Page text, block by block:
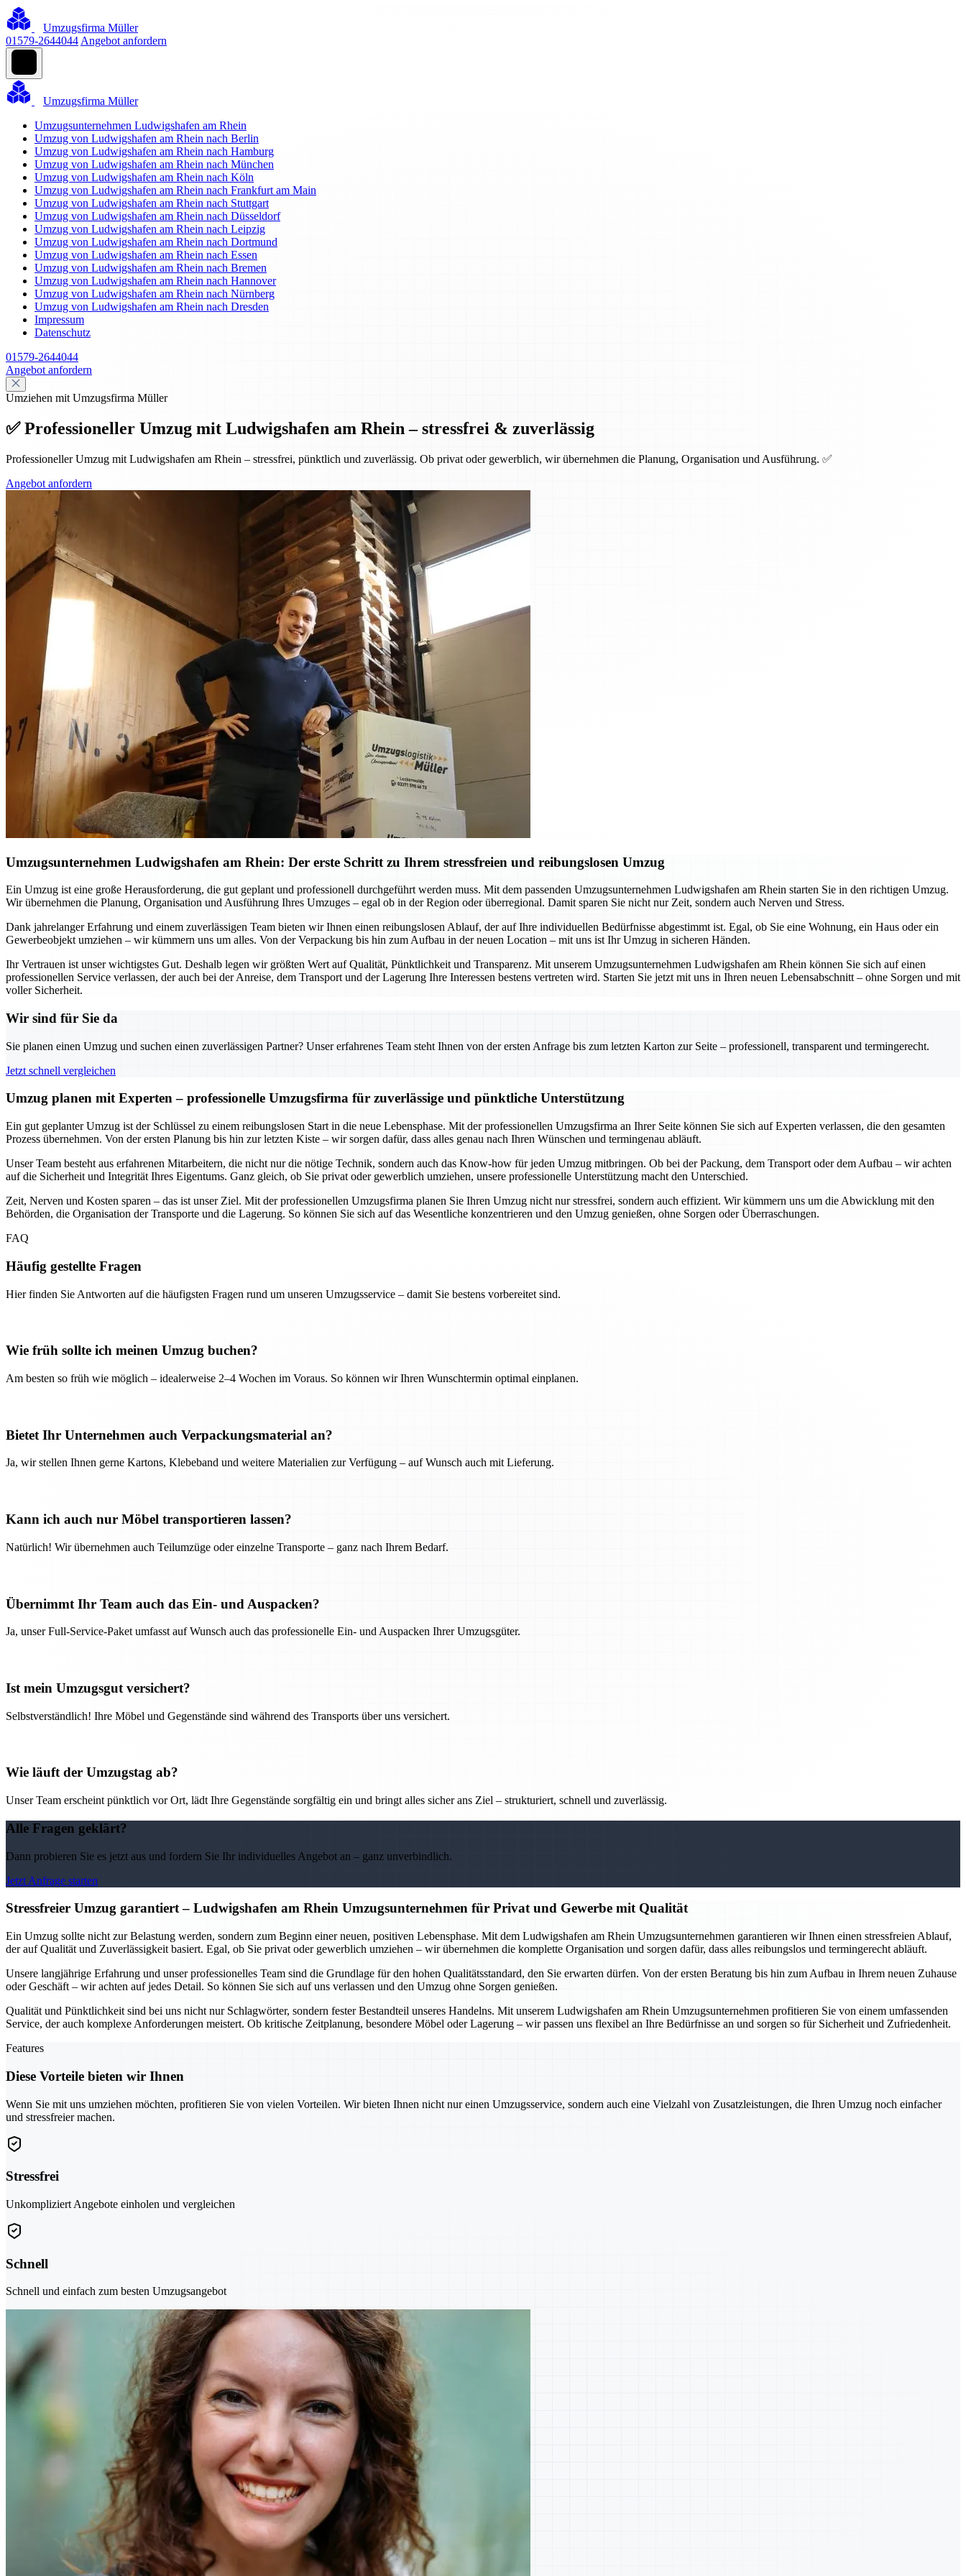
Umzugsfirma Müller
01579-2644044 Angebot anfordern
Umzugsfirma Müller
Umzugsunternehmen Ludwigshafen am Rhein
Umzug von Ludwigshafen am Rhein nach Berlin
Umzug von Ludwigshafen am Rhein nach Hamburg
Umzug von Ludwigshafen am Rhein nach München
Umzug von Ludwigshafen am Rhein nach Köln
Umzug von Ludwigshafen am Rhein nach Frankfurt am Main
Umzug von Ludwigshafen am Rhein nach Stuttgart
Umzug von Ludwigshafen am Rhein nach Düsseldorf
Umzug von Ludwigshafen am Rhein nach Leipzig
Umzug von Ludwigshafen am Rhein nach Dortmund
Umzug von Ludwigshafen am Rhein nach Essen
Umzug von Ludwigshafen am Rhein nach Bremen
Umzug von Ludwigshafen am Rhein nach Hannover
Umzug von Ludwigshafen am Rhein nach Nürnberg
Umzug von Ludwigshafen am Rhein nach Dresden
Impressum
Datenschutz
01579-2644044
Angebot anfordern
Umziehen mit Umzugsfirma Müller
✅ Professioneller Umzug mit Ludwigshafen am Rhein – stressfrei & zuverlässig
Professioneller Umzug mit Ludwigshafen am Rhein – stressfrei, pünktlich und zuverlässig. Ob privat oder gewerblich, wir übernehmen die Planung, Organisation und Ausführung. ✅
Angebot anfordern
Umzugsunternehmen Ludwigshafen am Rhein: Der erste Schritt zu Ihrem stressfreien und reibungslosen Umzug
Ein Umzug ist eine große Herausforderung, die gut geplant und professionell durchgeführt werden muss. Mit dem passenden Umzugsunternehmen Ludwigshafen am Rhein starten Sie in den richtigen Umzug.
Wir übernehmen die Planung, Organisation und Ausführung Ihres Umzuges – egal ob in der Region oder überregional. Damit sparen Sie nicht nur Zeit, sondern auch Nerven und Stress.
Dank jahrelanger Erfahrung und einem zuverlässigen Team bieten wir Ihnen einen reibungslosen Ablauf, der auf Ihre individuellen Bedürfnisse abgestimmt ist. Egal, ob Sie eine Wohnung, ein Haus oder ein
Gewerbeobjekt umziehen – wir kümmern uns um alles. Von der Verpackung bis hin zum Aufbau in der neuen Location – mit uns ist Ihr Umzug in sicheren Händen.
Ihr Vertrauen ist unser wichtigstes Gut. Deshalb legen wir größten Wert auf Qualität, Pünktlichkeit und Transparenz. Mit unserem Umzugsunternehmen Ludwigshafen am Rhein können Sie sich auf einen
professionellen Service verlassen, der auch bei der Anreise, dem Transport und der Lagerung Ihre Interessen bestens vertreten wird. Starten Sie jetzt mit uns in Ihren neuen Lebensabschnitt – ohne Sorgen und mit
voller Sicherheit.
Wir sind für Sie da
Sie planen einen Umzug und suchen einen zuverlässigen Partner? Unser erfahrenes Team steht Ihnen von der ersten Anfrage bis zum letzten Karton zur Seite – professionell, transparent und termingerecht.
Jetzt schnell vergleichen
Umzug planen mit Experten – professionelle Umzugsfirma für zuverlässige und pünktliche Unterstützung
Ein gut geplanter Umzug ist der Schlüssel zu einem reibungslosen Start in die neue Lebensphase. Mit der professionellen Umzugsfirma an Ihrer Seite können Sie sich auf Experten verlassen, die den gesamten
Prozess übernehmen. Von der ersten Planung bis hin zur letzten Kiste – wir sorgen dafür, dass alles genau nach Ihren Wünschen und termingenau abläuft.
Unser Team besteht aus erfahrenen Mitarbeitern, die nicht nur die nötige Technik, sondern auch das Know-how für jeden Umzug mitbringen. Ob bei der Packung, dem Transport oder dem Aufbau – wir achten
auf die Sicherheit und Integrität Ihres Eigentums. Ganz gleich, ob Sie privat oder gewerblich umziehen, unsere professionelle Unterstützung macht den Unterschied.
Zeit, Nerven und Kosten sparen – das ist unser Ziel. Mit der professionellen Umzugsfirma planen Sie Ihren Umzug nicht nur stressfrei, sondern auch effizient. Wir kümmern uns um die Abwicklung mit den
Behörden, die Organisation der Transporte und die Lagerung. So können Sie sich auf das Wesentliche konzentrieren und den Umzug genießen, ohne Sorgen oder Überraschungen.
FAQ
Häufig gestellte Fragen
Hier finden Sie Antworten auf die häufigsten Fragen rund um unseren Umzugsservice – damit Sie bestens vorbereitet sind.
Wie früh sollte ich meinen Umzug buchen?
Am besten so früh wie möglich – idealerweise 2–4 Wochen im Voraus. So können wir Ihren Wunschtermin optimal einplanen.
Bietet Ihr Unternehmen auch Verpackungsmaterial an?
Ja, wir stellen Ihnen gerne Kartons, Klebeband und weitere Materialien zur Verfügung – auf Wunsch auch mit Lieferung.
Kann ich auch nur Möbel transportieren lassen?
Natürlich! Wir übernehmen auch Teilumzüge oder einzelne Transporte – ganz nach Ihrem Bedarf.
Übernimmt Ihr Team auch das Ein- und Auspacken?
Ja, unser Full-Service-Paket umfasst auf Wunsch auch das professionelle Ein- und Auspacken Ihrer Umzugsgüter.
Ist mein Umzugsgut versichert?
Selbstverständlich! Ihre Möbel und Gegenstände sind während des Transports über uns versichert.
Wie läuft der Umzugstag ab?
Unser Team erscheint pünktlich vor Ort, lädt Ihre Gegenstände sorgfältig ein und bringt alles sicher ans Ziel – strukturiert, schnell und zuverlässig.
Alle Fragen geklärt?
Dann probieren Sie es jetzt aus und fordern Sie Ihr individuelles Angebot an – ganz unverbindlich.
Jetzt Anfrage starten
Stressfreier Umzug garantiert – Ludwigshafen am Rhein Umzugsunternehmen für Privat und Gewerbe mit Qualität
Ein Umzug sollte nicht zur Belastung werden, sondern zum Beginn einer neuen, positiven Lebensphase. Mit dem Ludwigshafen am Rhein Umzugsunternehmen garantieren wir Ihnen einen stressfreien Ablauf,
der auf Qualität und Zuverlässigkeit basiert. Egal, ob Sie privat oder gewerblich umziehen – wir übernehmen die komplette Organisation und sorgen dafür, dass alles reibungslos und termingerecht abläuft.
Unsere langjährige Erfahrung und unser professionelles Team sind die Grundlage für den hohen Qualitätsstandard, den Sie erwarten dürfen. Von der ersten Beratung bis hin zum Aufbau in Ihrem neuen Zuhause
oder Geschäft – wir achten auf jedes Detail. So können Sie sich auf uns verlassen und den Umzug ohne Sorgen genießen.
Qualität und Pünktlichkeit sind bei uns nicht nur Schlagwörter, sondern fester Bestandteil unseres Handelns. Mit unserem Ludwigshafen am Rhein Umzugsunternehmen profitieren Sie von einem umfassenden
Service, der auch komplexe Anforderungen meistert. Ob kritische Zeitplanung, besondere Möbel oder Lagerung – wir passen uns flexibel an Ihre Bedürfnisse an und sorgen so für Sicherheit und Zufriedenheit.
Features
Diese Vorteile bieten wir Ihnen
Wenn Sie mit uns umziehen möchten, profitieren Sie von vielen Vorteilen. Wir bieten Ihnen nicht nur einen Umzugsservice, sondern auch eine Vielzahl von Zusatzleistungen, die Ihren Umzug noch einfacher
und stressfreier machen.
Stressfrei
Unkompliziert Angebote einholen und vergleichen
Schnell
Schnell und einfach zum besten Umzugsangebot